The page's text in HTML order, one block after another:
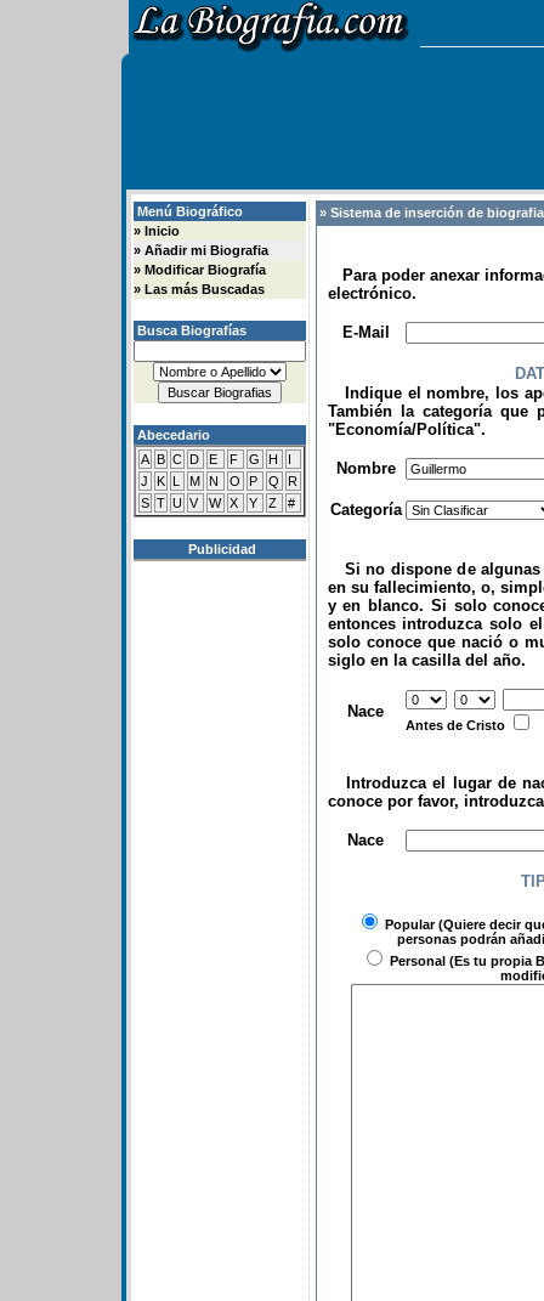
Menú Biográfico
» Inicio
» Añadir mi Biografia
» Modificar Biografía
» Las más Buscadas
Busca Biografías
Abecedario
A B C D E F G H
I
J
K L M N O P Q
R
S T U V W X Y Z #
Publicidad
» Sistema de inserción de
Para poder anexar
electrónico.
E-Mail
Indique el nombre, los
También la categoría que
"Economía/Política".
Nombre
Categoría
Si no dispone de algunas
en su fallecimiento, o,
y en blanco. Si solo
entonces introduzca solo
solo conoce que nació o
siglo en la casilla del año.
Nace
Antes de Cristo
Introduzca el lugar de
conoce por favor,
Nace
Popular(Quiere decir
personas podrán
Personal (Es tu propia